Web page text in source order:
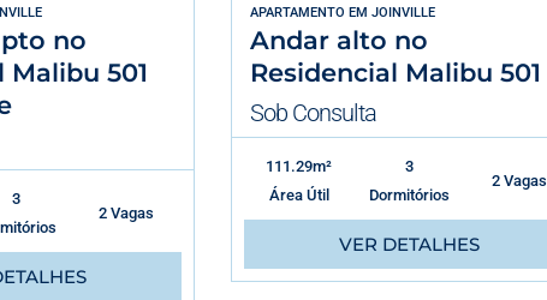
no
Malibu 501
3
2 Vagas
APARTAMENTO EM JOINVILLE
Andar alto no
Residencial Malibu 501
Sob Consulta
111.29m²
Área Útil
3
Dormitórios
2 Vagas
VER DETALHES